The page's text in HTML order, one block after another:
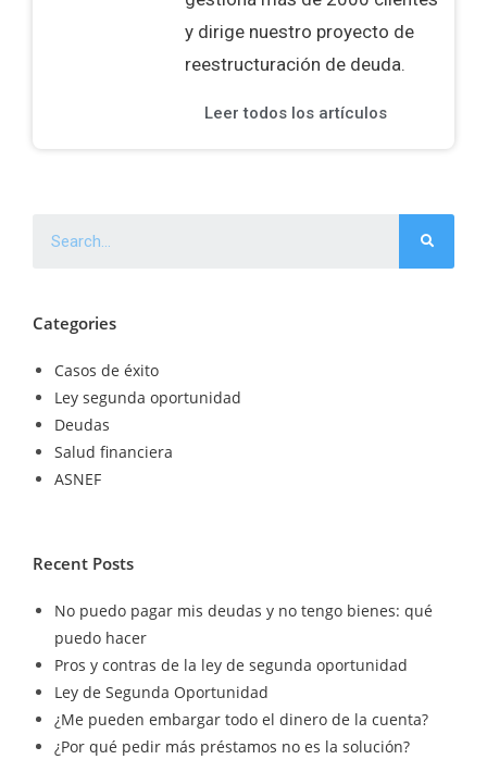
y dirige nuestro proyecto de
reestructuración de deuda.
Leer todos los artículos
Categories
Casos de éxito
Ley segunda oportunidad
Deudas
Salud financiera
ASNEF
Recent Posts
No puedo pagar mis deudas y no tengo bienes: qué
puedo hacer
Pros y contras de la ley de segunda oportunidad
Ley de Segunda Oportunidad
¿Me pueden embargar todo el dinero de la cuenta?
¿Por qué pedir más préstamos no es la solución?